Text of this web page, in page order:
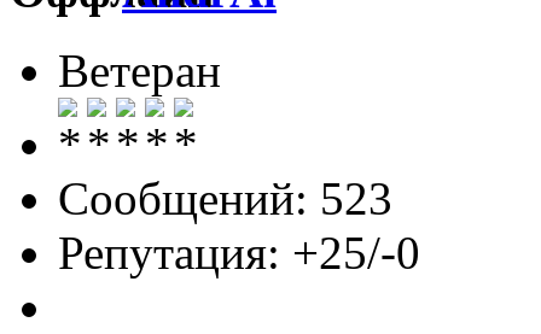
Ветеран
Сообщений: 523
Репутация: +25/-0